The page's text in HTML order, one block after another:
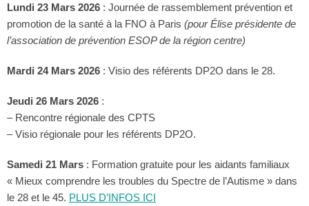
Lundi 23 Mars 2026 : Journée de rassemblement prévention et
promotion de la santé à la FNO à Paris (pour Élise présidente de
l’association de prévention ESOP de la région centre)
Mardi 24 Mars 2026 : Visio des référents DP2O dans le 28.
Jeudi 26 Mars 2026 :
– Rencontre régionale des CPTS
– Visio régionale pour les référents DP2O.
Samedi 21 Mars : Formation gratuite pour les aidants familiaux
« Mieux comprendre les troubles du Spectre de l’Autisme » dans
le 28 et le 45. PLUS D’INFOS ICI